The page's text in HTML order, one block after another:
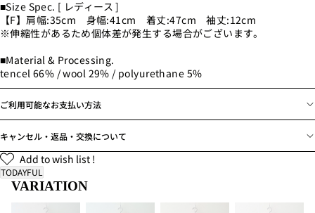
■Size Spec. [ レディース ]
【F】肩幅:35cm 身幅:41cm 着丈:47cm 袖丈:12cm
※伸縮性があるため個体差が発生する場合がございます。
■Material & Processing.
tencel 66% / wool 29% / polyurethane 5%
ご利用可能なお支払い方法
キャンセル・返品・交換について
Add to wish list !
TODAYFUL
VARIATION